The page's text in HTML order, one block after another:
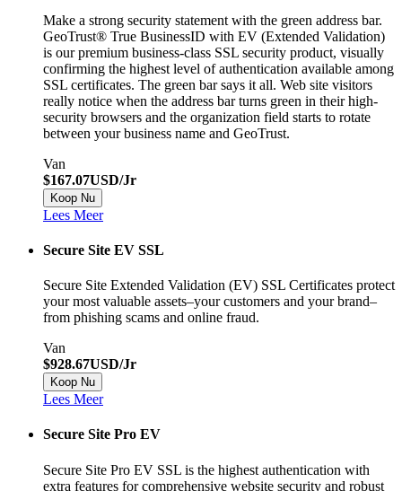
Make a strong security statement with the green address bar.
GeoTrust® True BusinessID with EV (Extended Validation)
is our premium business-class SSL security product, visually
confirming the highest level of authentication available among
SSL certificates. The green bar says it all. Web site visitors
really notice when the address bar turns green in their high-
security browsers and the organization field starts to rotate
between your business name and GeoTrust.
Van
$167.07USD/Jr
Koop Nu
Lees Meer
Secure Site EV SSL
Secure Site Extended Validation (EV) SSL Certificates protect
your most valuable assets–your customers and your brand–
from phishing scams and online fraud.
Van
$928.67USD/Jr
Koop Nu
Lees Meer
Secure Site Pro EV
Secure Site Pro EV SSL is the highest authentication with
extra features for comprehensive website security and robust